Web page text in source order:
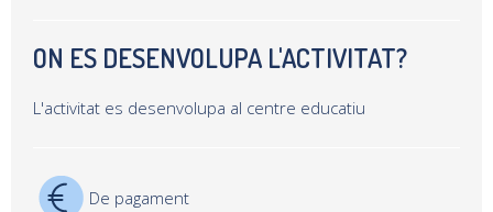
ON ES DESENVOLUPA L'ACTIVITAT?
L'activitat es desenvolupa al centre educatiu
De pagament